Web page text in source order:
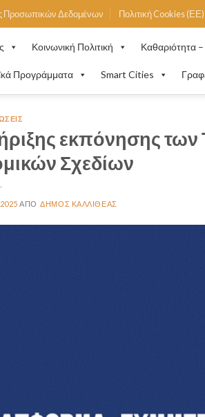
Προσωπικών Δεδομένων Πολιτική Cookies (ΕΕ)
Κοινωνική Πολιτική Καθαριότητα
Προγράμματα Smart Cities
εκπόνησης των
Σχεδίων
ΔΉΜΟΣ ΚΑΛΛΙΘΈΑΣ